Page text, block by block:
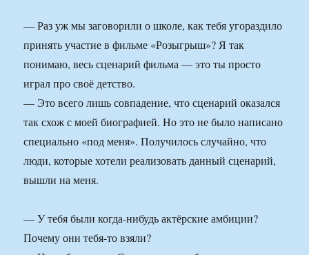
— Раз уж мы заговорили о школе, как тебя угораздило
принять участие в фильме «Розыгрыш»? Я так
понимаю, весь сценарий фильма — это ты просто
играл про своё детство.
— Это всего лишь совпадение, что сценарий оказался
так схож с моей биографией. Но это не было написано
специально «под меня». Получилось случайно, что
люди, которые хотели реализовать данный сценарий,
вышли на меня.
— У тебя были когда-нибудь актёрские амбиции?
Почему они тебя-то взяли?